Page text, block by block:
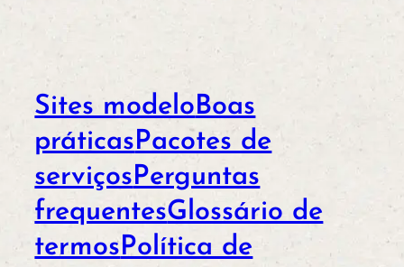
Sites modeloBoas
práticasPacotes de
serviçosPerguntas
frequentesGlossário de
termosPolítica de